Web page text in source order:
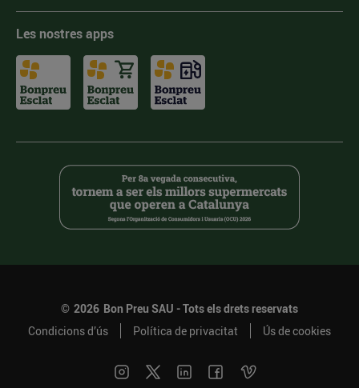
Les nostres apps
© 2026 Bon Preu SAU - Tots els drets reservats
Condicions d’ús
Política de privacitat Ús de cookies